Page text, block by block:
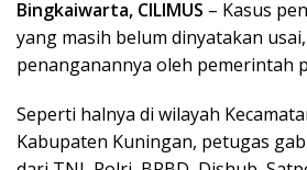
Bingkaiwarta, CILIMUS – Kasus
yang masih belum dinyatakan
penanganannya oleh pemerintah
Seperti halnya di wilayah
Kabupaten Kuningan, petugas